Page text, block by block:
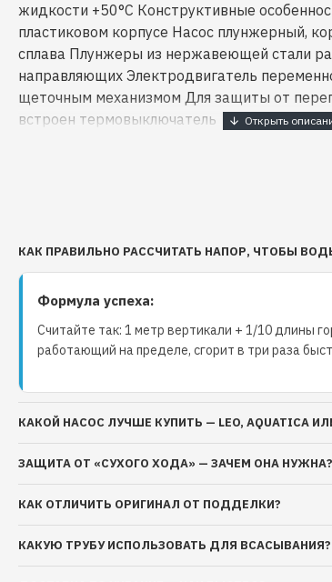
жидкости +50°С Конструктивные
пластиковом корпусе Насос плунжерный,
сплава Плунжеры из нержавеющей стали
направляющих Электродвигатель
щеточным механизмом Для защиты от
встроен термовыключатель
КАК ПРАВИЛЬНО РАССЧИТАТЬ НАПОР, ЧТОБЫ
Формула успеха:
Считайте так: 1 метр вертикали + 1/10 длины
работающий на пределе, сгорит в три раза
КАКОЙ НАСОС ЛУЧШЕ КУПИТЬ — LEO, AQUATICA ИЛИ
ЗАЩИТА ОТ «СУХОГО ХОДА» — ЗАЧЕМ ОНА НУЖНА?
КАК ОТЛИЧИТЬ ОРИГИНАЛ ОТ ПОДДЕЛКИ?
КАКУЮ ТРУБУ ИСПОЛЬЗОВАТЬ ДЛЯ ВСАСЫВАНИЯ?